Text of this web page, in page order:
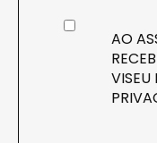
AO
VISEU